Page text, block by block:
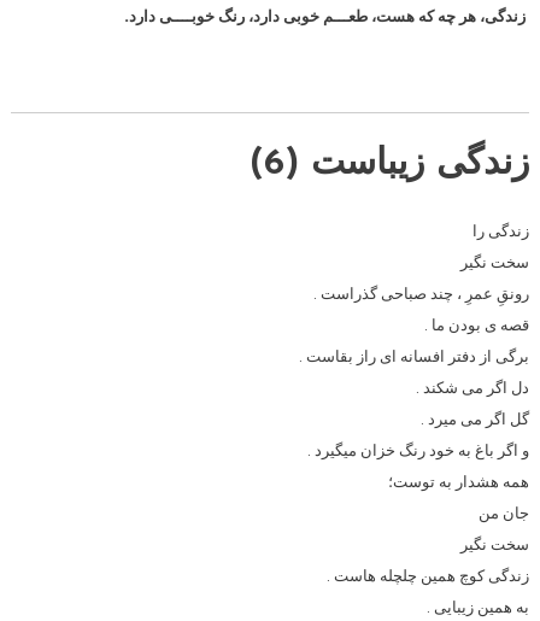
زندگی، هر چه که هست، طعـــم خوبی دارد، رنگ خوبــــی دارد.
زندگی زیباست (6)
زندگی را
ﺳﺨﺖ ﻧﮕﯿﺮ
ﺭﻭﻧﻖِ ﻋﻤﺮِ ، ﭼﻨﺪ ﺻﺒﺎﺣﯽ ﮔﺬﺭﺍﺳﺖ .
ﻗﺼﻪ ﯼ ﺑﻮﺩﻥ ﻣﺎ .
ﺑﺮﮔﯽ ﺍﺯ ﺩﻓﺘﺮ ﺍﻓﺴﺎﻧﻪ ﺍﯼ ﺭﺍﺯ ﺑﻘﺎﺳﺖ .
ﺩﻝ ﺍﮔﺮ ﻣﯽ ﺷﮑﻨﺪ .
ﮔﻞ ﺍﮔﺮ ﻣﯽ ﻣﯿﺮﺩ .
ﻭ ﺍﮔﺮ ﺑﺎﻍ ﺑﻪ ﺧﻮﺩ ﺭﻧﮓ ﺧﺰﺍﻥ ﻣﯿﮕﯿﺮﺩ .
ﻫﻤﻪ ﻫﺸﺪﺍﺭ ﺑﻪ ﺗﻮﺳﺖ؛
ﺟﺎﻥ ﻣﻦ
ﺳﺨﺖ ﻧﮕﯿﺮ
ﺯﻧﺪﮔﯽ ﮐﻮﭺ ﻫﻤﯿﻦ ﭼﻠﭽﻠﻪ ﻫﺎﺳﺖ .
ﺑﻪ ﻫﻤﯿﻦ ﺯﯾﺒﺎﯾﯽ .